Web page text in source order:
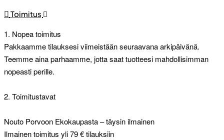
Toimitus
1. Nopea toimitus
Pakkaamme tilauksesi viimeistään seuraavana arkipäivänä.
Teemme aina parhaamme, jotta saat tuotteesi mahdollisimman
nopeasti perille.
2. Toimitustavat
Nouto Porvoon Ekokaupasta – täysin ilmainen
Ilmainen toimitus yli 79 € tilauksiin